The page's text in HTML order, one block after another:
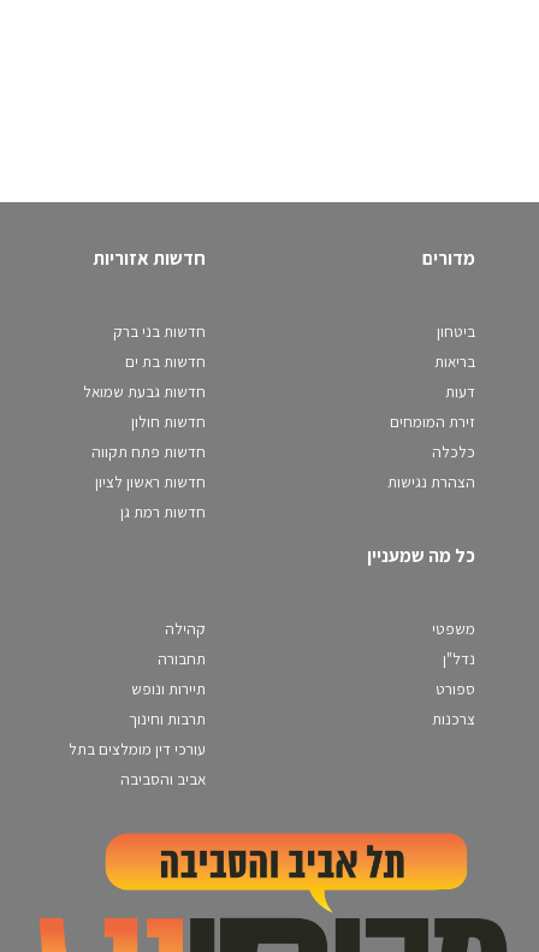
מדורים
ביטחון
בריאות
דעות
זירת המומחים
כלכלה
הצהרת נגישות
חדשות אזוריות
חדשות בני ברק
חדשות בת ים
חדשות גבעת שמואל
חדשות חולון
חדשות פתח תקווה
חדשות ראשון לציון
חדשות רמת גן
כל מה שמעניין
משפטי
נדל"ן
ספורט
צרכנות
קהילה
תחבורה
תיירות ונופש
תרבות וחינוך
עורכי דין מומלצים בתל
אביב והסביבה